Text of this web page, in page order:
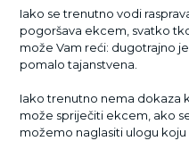
Iako se trenutno vodi
pogoršava ekcem, svatko
može Vam reći: dugotrajno
pomalo tajanstvena.
Iako trenutno nema dokaza
može spriječiti ekcem, ako
možemo naglasiti ulogu